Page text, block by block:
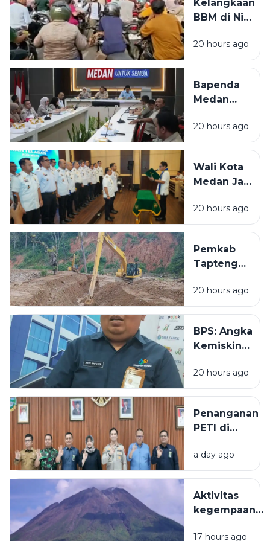
Perairan
Sumatera
6-8 Agustus
2026
Kelangkaan
BBM di Nias
Berlanjut,
Warga Rela
Berjam-jam
di SPBU
20 hours ago
Bapenda
Medan
Tunggakan
Pajak Rp1,4
Optimalkan
PAD Lewat
Lintas
Instansi
20 hours ago
Wali Kota
Medan Jadi
Penggerak
Ayah
Dorong
Peran Ayah
Pengasuhan
Anak
20 hours ago
Pemkab
Tapteng
Alat Berat
Percepat
Sungai dan
Pemulihan
20 hours ago
BPS: Angka
Kemiskinan
Utara
Turun Jadi
pada Maret
2026
20 hours ago
Penanganan
PETI di
dibagi tiga
fase,
awal
Agustus
a day ago
Aktivitas
kegempaan
17 hours ago